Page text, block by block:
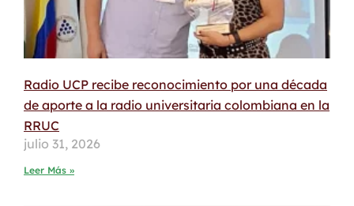
Radio UCP recibe reconocimiento por una década
de aporte a la radio universitaria colombiana en la
RRUC
julio 31, 2026
Leer Más »